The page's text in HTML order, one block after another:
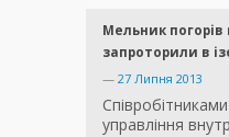
Мельник погорів
запроторили в
— 27 Липня 2013
управління